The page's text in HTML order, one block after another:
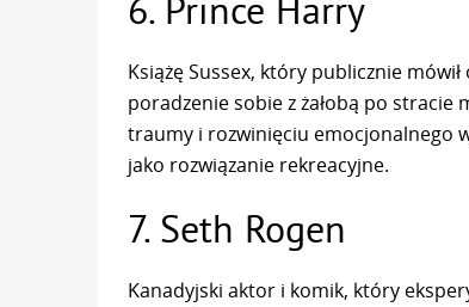
Książę Sussex, który publicznie
poradzenie sobie z żałobą po stracie
traumy i rozwinięciu emocjonalnego
jako rozwiązanie rekreacyjne.
7. Seth Rogen
Kanadyjski aktor i komik, który